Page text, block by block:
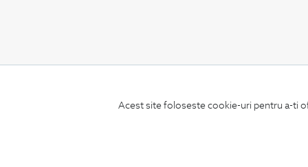
Acest site foloseste cookie-uri pentru a-ti
ABONEAZA-TE
LA NEWSLETTER